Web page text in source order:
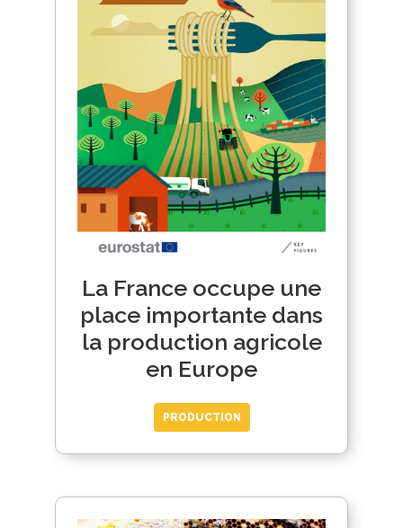
La France occupe une
place importante dans
la production agricole
en Europe
PRODUCTION